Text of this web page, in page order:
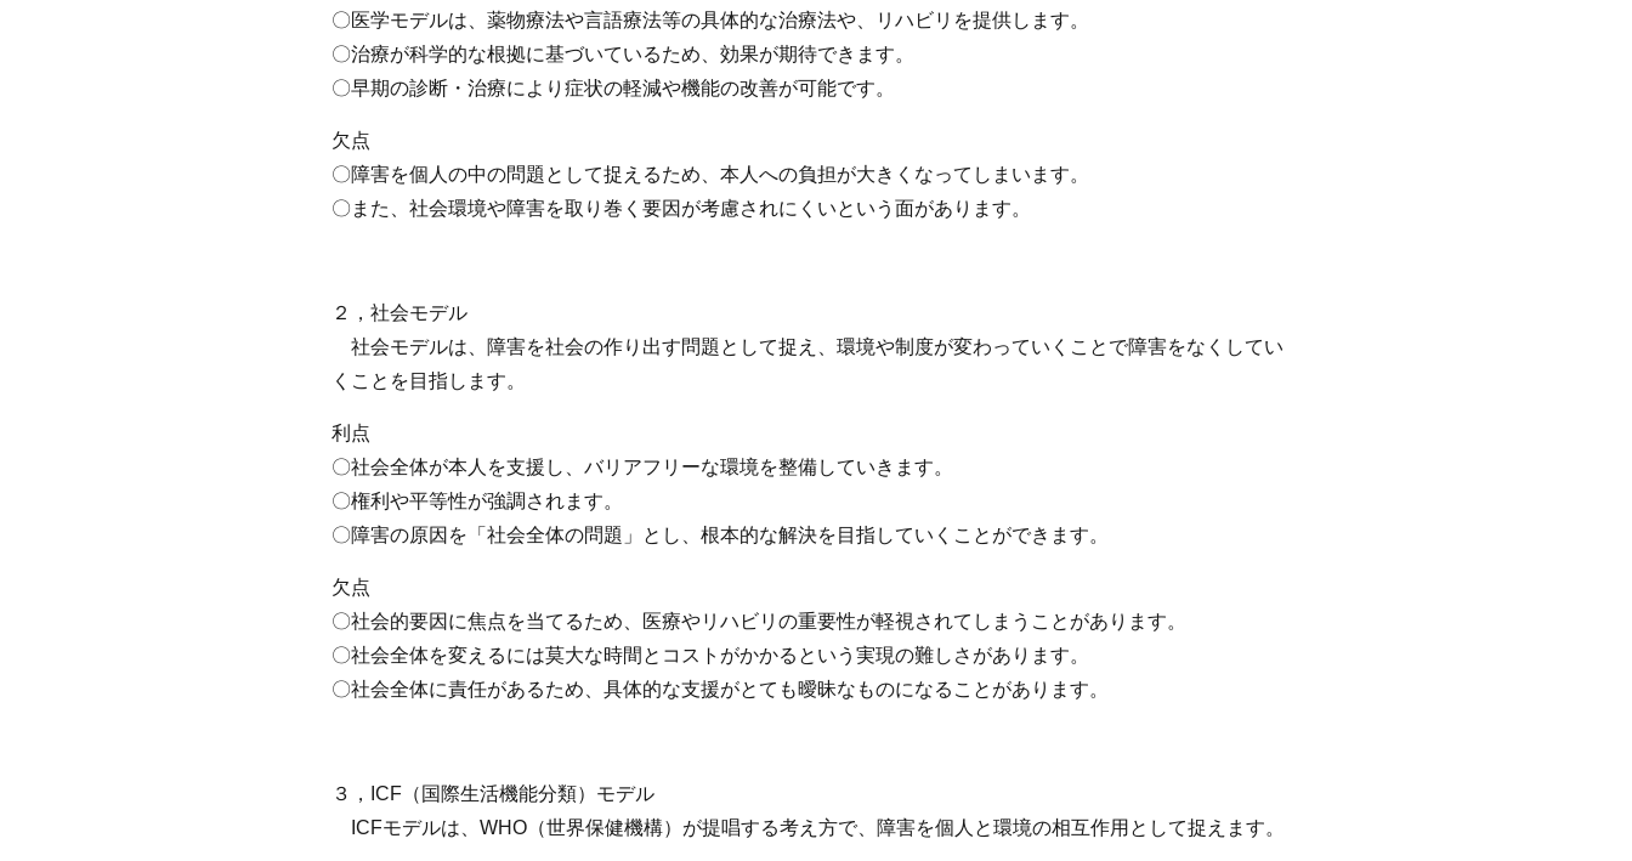
〇医学モデルは、薬物療法や言語療法等の具体的な治療法や、リハビリを提供します。
〇治療が科学的な根拠に基づいているため、効果が期待できます。
〇早期の診断・治療により症状の軽減や機能の改善が可能です。
欠点
〇障害を個人の中の問題として捉えるため、本人への負担が大きくなってしまいます。
〇また、社会環境や障害を取り巻く要因が考慮されにくいという面があります。
２，社会モデル
社会モデルは、障害を社会の作り出す問題として捉え、環境や制度が変わっていくことで障害をなくしてい
くことを目指します。
利点
〇社会全体が本人を支援し、バリアフリーな環境を整備していきます。
〇権利や平等性が強調されます。
〇障害の原因を「社会全体の問題」とし、根本的な解決を目指していくことができます。
欠点
〇社会的要因に焦点を当てるため、医療やリハビリの重要性が軽視されてしまうことがあります。
〇社会全体を変えるには莫大な時間とコストがかかるという実現の難しさがあります。
〇社会全体に責任があるため、具体的な支援がとても曖昧なものになることがあります。
３，ICF（国際生活機能分類）モデル
ICFモデルは、WHO（世界保健機構）が提唱する考え方で、障害を個人と環境の相互作用として捉えます。